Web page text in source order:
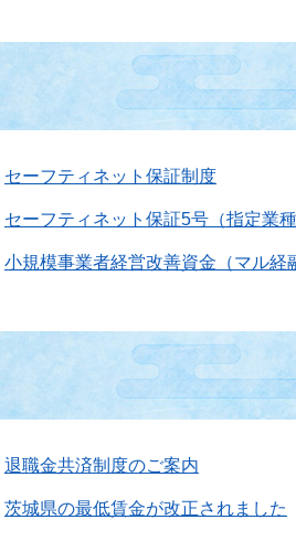
セーフティネット保証制度
セーフティネット保証5号（指定業種
小規模事業者経営改善資金（マル経
退職金共済制度のご案内
茨城県の最低賃金が改正されました